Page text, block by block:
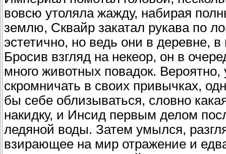
вовсю утоляла жажду, набирая
землю, Сквайр закатал рукава по
эстетично, но ведь они в деревне, в
Бросив взгляд на некеор, он в
много животных повадок.
скромничать в своих привычках,
бы себе облизываться, словно
накидку, и Инсид первым делом
ледяной воды. Затем умылся,
взирающее на мир отражение и